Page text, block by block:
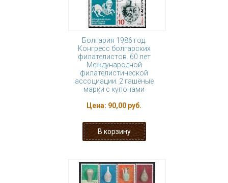
Болгария 1986 год.
Конгресс болгарских
филателистов. 60 лет
Международной
филателистической
ассоциации. 2 гашёные
марки с купонами
Цена: 90,00 руб.